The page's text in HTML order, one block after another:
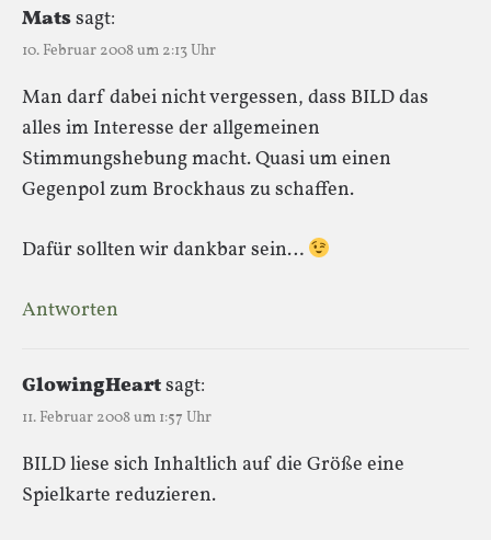
Matssagt:
10. Februar 2008 um 2:13 Uhr
Man darf dabei nicht vergessen, dass BILD das
alles im Interesse der allgemeinen
Stimmungshebung macht. Quasi um einen
Gegenpol zum Brockhaus zu schaffen.
Dafür sollten wir dankbar sein…
Antworten
GlowingHeartsagt:
11. Februar 2008 um 1:57 Uhr
BILD liese sich Inhaltlich auf die Größe eine
Spielkarte reduzieren.